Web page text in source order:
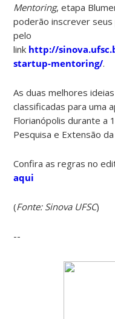
Mentoring, etapa
poderão inscrever
pelo
link http://
startup-mentoring/.
As duas melhores
classificadas para uma
Florianópolis durante a
Pesquisa e Extensão da
Confira as regras no
aqui
(Fonte: Sinova UFSC)
--